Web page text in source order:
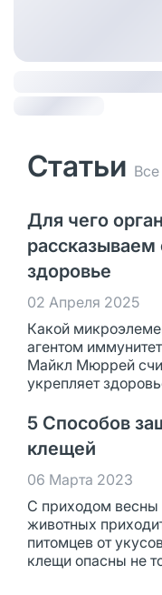
Статьи Все
Для чего
рассказываем
здоровье
02 Апреля 2025
Какой
агентом
Майкл Мюррей
укрепляет
5 Способов
клещей
06 Марта 2023
С приходом
животных
питомцев от
клещи опасны не